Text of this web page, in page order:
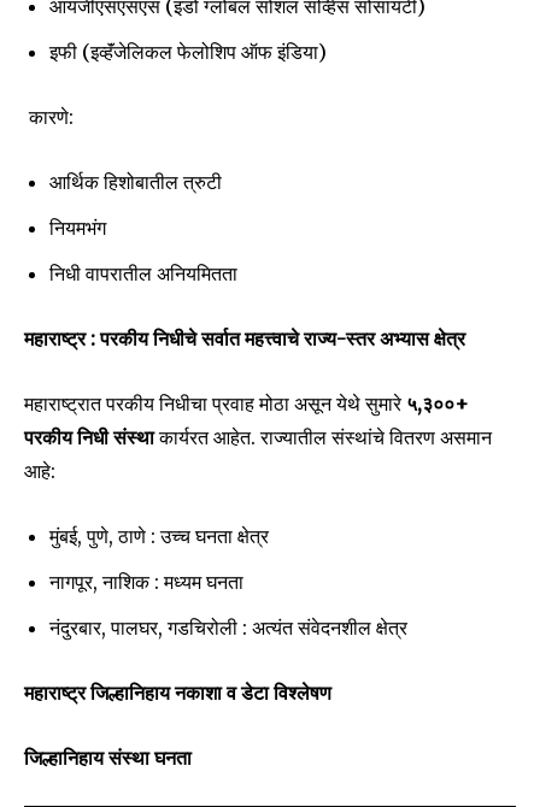
आयजीएसएसएस (इंडो ग्लोबल सोशल सर्व्हिस सोसायटी)
इफी (इव्हॅंजेलिकल फेलोशिप ऑफ इंडिया)
कारणे:
आर्थिक हिशोबातील त्रुटी
नियमभंग
निधी वापरातील अनियमितता
महाराष्ट्र : परकीय निधीचे सर्वात महत्त्वाचे राज्य-स्तर अभ्यास क्षेत्र
महाराष्ट्रात परकीय निधीचा प्रवाह मोठा असून येथे सुमारे ५,३००+
परकीय निधी संस्थाकार्यरत आहेत. राज्यातील संस्थांचे वितरण असमान
आहे:
मुंबई, पुणे, ठाणे : उच्च घनता क्षेत्र
नागपूर, नाशिक : मध्यम घनता
नंदुरबार, पालघर, गडचिरोली : अत्यंत संवेदनशील क्षेत्र
महाराष्ट्र जिल्हानिहाय नकाशा व डेटा विश्लेषण
जिल्हानिहाय संस्था घनता